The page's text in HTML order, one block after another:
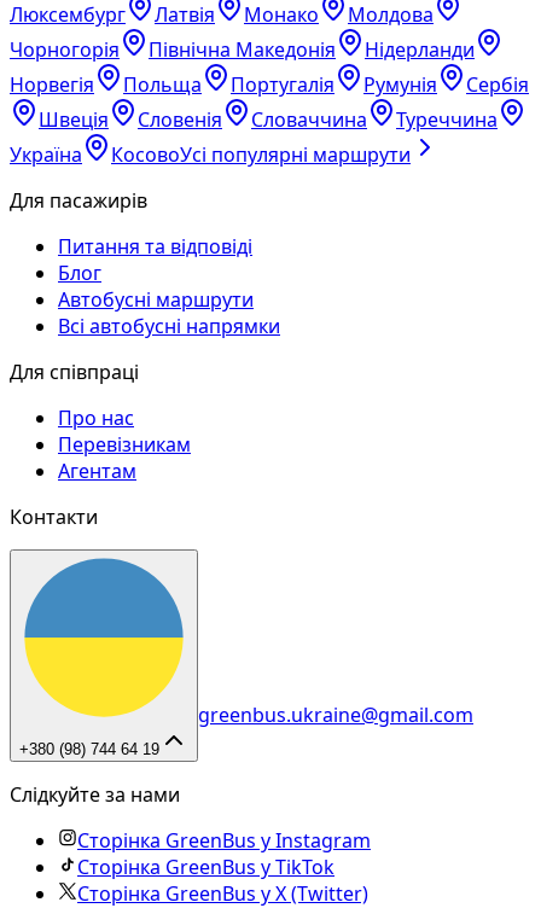
Люксембург
Латвія Монако
Молдова
Чорногорія
Північна Македонія
Нідерланди
Норвегія
Польща Португалія Румунія
Сербія
Швеція
Словенія Словаччина
Туреччина
Україна
КосовоУсі популярні маршрути
Для пасажирів
Питання та відповіді
Блог
Автобусні маршрути
Всі автобусні напрямки
Для співпраці
Про нас
Перевізникам
Агентам
Контакти
+380 (98) 744 64 19
greenbus.ukraine@gmail.com
Слідкуйте за нами
Сторінка GreenBus у Instagram
Сторінка GreenBus у TikTok
Сторінка GreenBus у X (Twitter)